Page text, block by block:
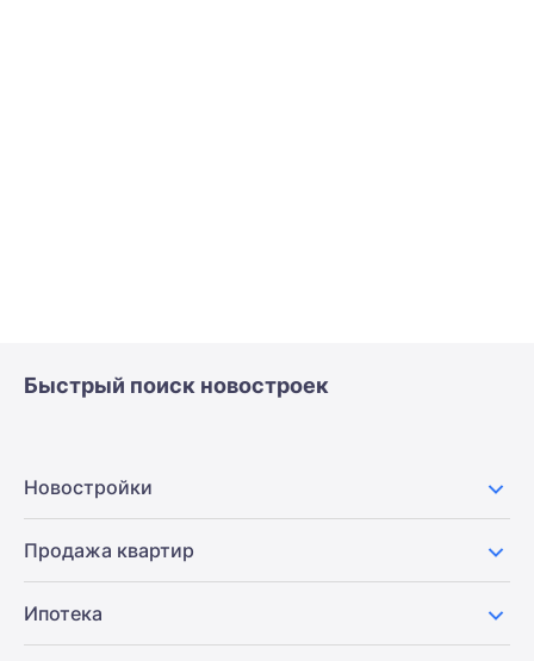
Быстрый поиск новостроек
Новостройки
Продажа квартир
Ипотека